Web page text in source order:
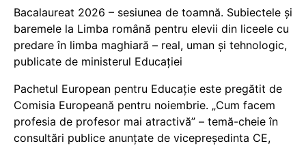
Bacalaureat 2026 – sesiunea de toamnă. Subiectele și
baremele la Limba română pentru elevii din liceele cu
predare în limba maghiară – real, uman și tehnologic,
publicate de ministerul Educației
Pachetul European pentru Educație este pregătit de
Comisia Europeană pentru noiembrie. „Cum facem
profesia de profesor mai atractivă” – temă-cheie în
consultări publice anunțate de vicepreședinta CE,